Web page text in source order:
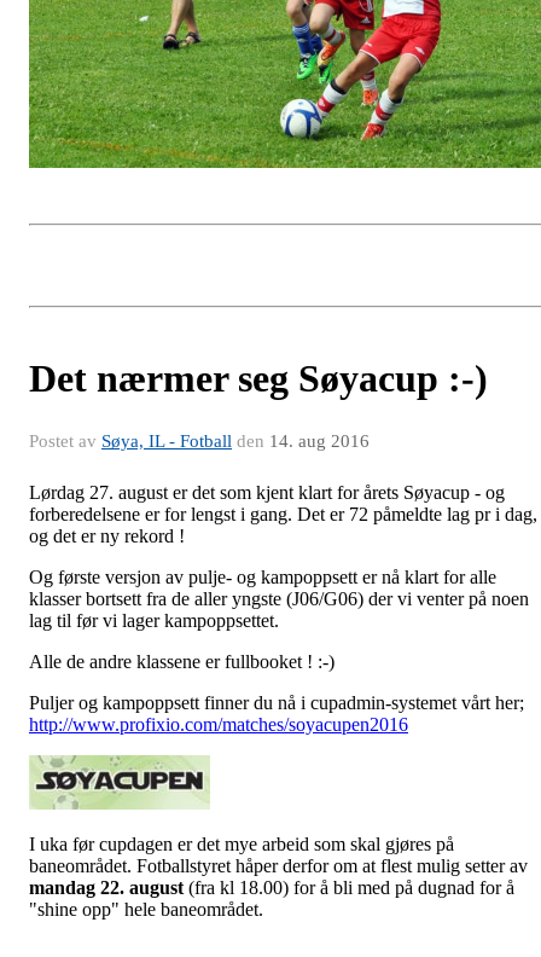
Det nærmer seg Søyacup :-)
Postet av Søya, IL - Fotball den 14. aug 2016
Lørdag 27. august er det som kjent klart for årets Søyacup - og
forberedelsene er for lengst i gang. Det er 72 påmeldte lag pr i dag,
og det er ny rekord !
Og første versjon av pulje- og kampoppsett er nå klart for alle
klasser bortsett fra de aller yngste (J06/G06) der vi venter på noen
lag til før vi lager kampoppsettet.
Alle de andre klassene er fullbooket ! :-)
Puljer og kampoppsett finner du nå i cupadmin-systemet vårt her;
http://www.profixio.com/matches/soyacupen2016
I uka før cupdagen er det mye arbeid som skal gjøres på
baneområdet. Fotballstyret håper derfor om at flest mulig setter av
mandag 22. august (fra kl 18.00) for å bli med på dugnad for å
"shine opp" hele baneområdet.